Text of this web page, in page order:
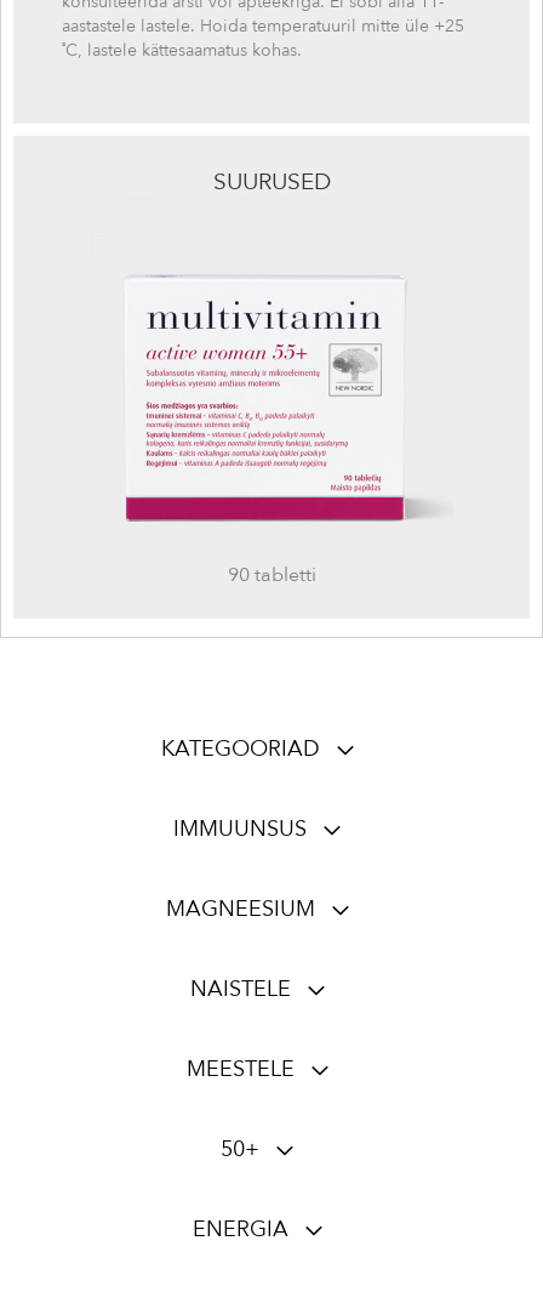
aastastele lastele. Hoida temperatuuril mitte üle +25
˚C, lastele kättesaamatus kohas.
SUURUSED
90 tabletti
KATEGOORIAD
IMMUUNSUS
MAGNEESIUM
NAISTELE
MEESTELE
50+
ENERGIA